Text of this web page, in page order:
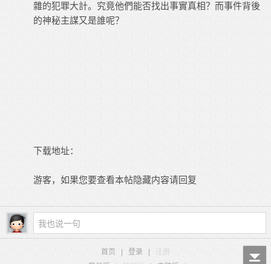
雜的犯罪大計。究竟他們能否找出事實真相？而事件背後
的神秘主謀又是誰呢？
下载地址：
游客，如果您要查看本帖隐藏内容请回复
首页 登录
注册